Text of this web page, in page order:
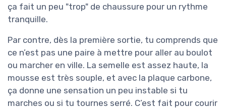
ça fait un peu "trop" de chaussure pour un rythme
tranquille.
Par contre, dès la première sortie, tu comprends que
ce n’est pas une paire à mettre pour aller au boulot
ou marcher en ville. La semelle est assez haute, la
mousse est très souple, et avec la plaque carbone,
ça donne une sensation un peu instable si tu
marches ou si tu tournes serré. C’est fait pour courir